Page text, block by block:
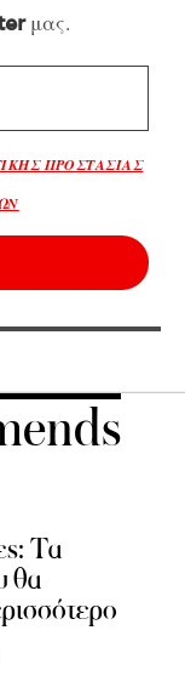
μας.
ΠΡΟΣΤΑΣΙΑΣ
Τα
θα